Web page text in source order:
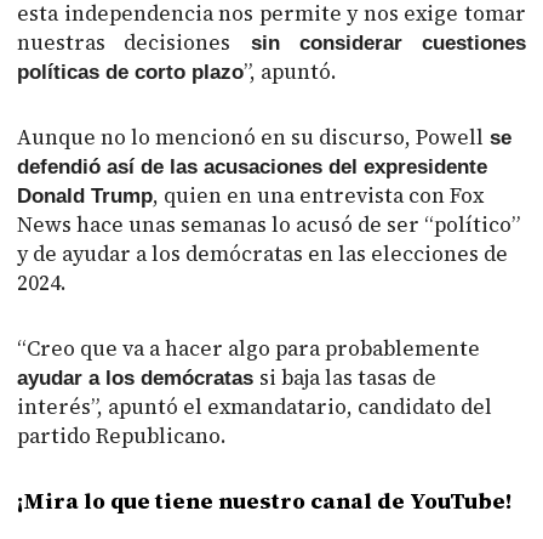
esta independencia nos permite y nos exige tomar
nuestras decisiones sin considerar cuestiones
políticas de corto plazo”, apuntó.
Aunque no lo mencionó en su discurso, Powell se
defendió así de las acusaciones del expresidente
Donald Trump, quien en una entrevista con Fox
News hace unas semanas lo acusó de ser “político”
y de ayudar a los demócratas en las elecciones de
2024.
“Creo que va a hacer algo para probablemente
ayudar a los demócratas si baja las tasas de
interés”, apuntó el exmandatario, candidato del
partido Republicano.
¡Mira lo que tiene nuestro canal de YouTube!